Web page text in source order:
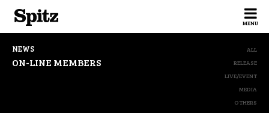
MENU
NEWS
ON-LINE MEMBERS
ALL
RELEASE
LIVE/EVENT
MEDIA
OTHERS